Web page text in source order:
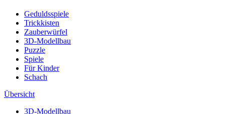
Geduldsspiele
Trickkisten
Zauberwürfel
3D-Modellbau
Puzzle
Spiele
Für Kinder
Schach
Übersicht
3D-Modellbau